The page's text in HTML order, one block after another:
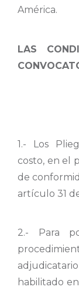
América.
LAS
1.- Los
costo, en el
de
artículo 31
2.- Para
habilitado